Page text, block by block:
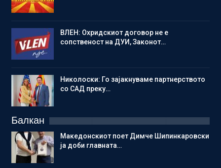
ВЛЕН: Охридскиот договор не е
сопственост на ДУИ, Законот…
Николоски: Го зајакнуваме партнерството
со САД преку…
Балкан
Македонскиот поет Димче Шипинкаровски
ја доби главната…